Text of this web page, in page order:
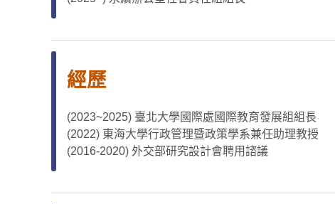
經歷
(2023~2025) 臺北大學國際處國際教育發展組組長
(2022) 東海大學行政管理暨政策學系兼任助理教授
(2016-2020) 外交部研究設計會聘用諮議